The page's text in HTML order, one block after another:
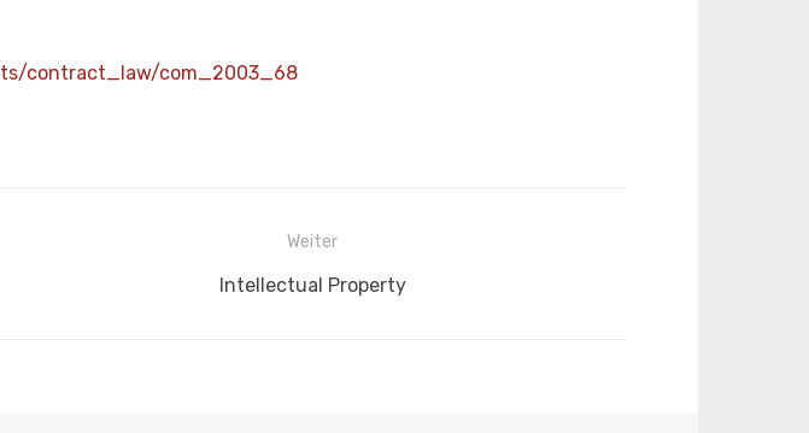
contract_law/com_2003_68
Weiter
Nächster
Intellectual Property